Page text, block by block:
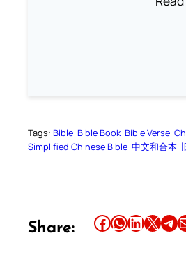
Tags: Bible Bible Book Bible Verse
Simplified Chinese Bible 中文和合本
Share: Share this article on Facebook Share this article on WhatsApp Share this article on LinkedIn Share this article on X Share this article on TelegramEmail this Article